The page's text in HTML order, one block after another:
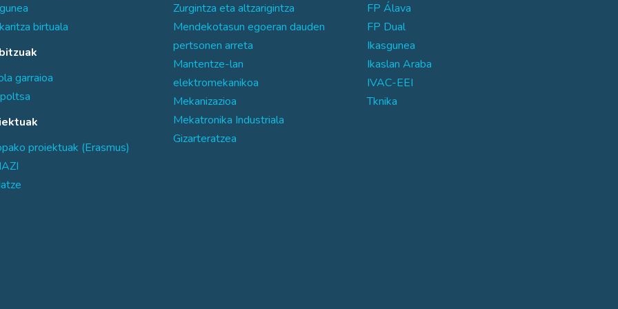
birtuala
garraioa
proiektuak (Erasmus)
Zurgintza eta altzarigintza
Mendekotasun egoeran dauden
pertsonen arreta
Mantentze-lan
elektromekanikoa
Mekanizazioa
Mekatronika Industriala
Gizarteratzea
FP Álava
FP Dual
Ikasgunea
Ikaslan Araba
IVAC-EEI
Tknika